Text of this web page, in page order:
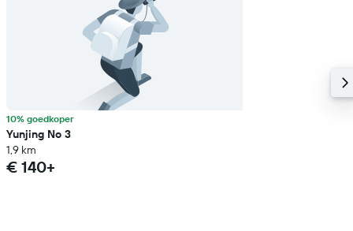
10% goedkoper
Yunjing No 3
1,9 km
€ 140+